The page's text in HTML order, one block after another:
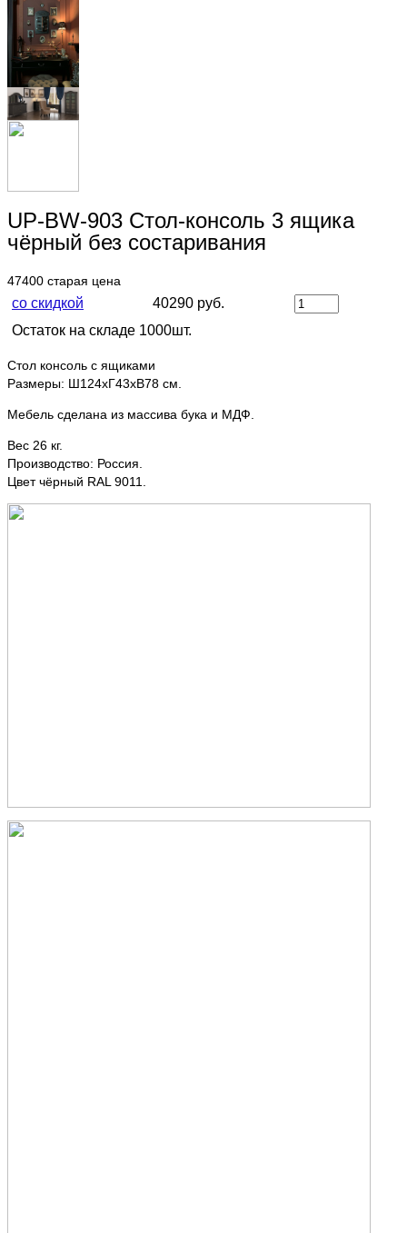
UP-BW-903 Стол-консоль 3 ящика
чёрный без состаривания
47400 старая цена
со скидкой
40290 руб.
Остаток на складе 1000шт.
Стол консоль с ящиками
Размеры: Ш124хГ43хВ78 см.
Мебель сделана из массива бука и МДФ.
Вес 26 кг.
Производство: Россия.
Цвет чёрный RAL 9011.